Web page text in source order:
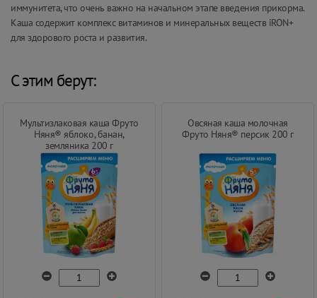
иммунитета, что очень важно на начальном этапе введения прикорма.
Каша содержит комплекс витаминов и минеральных веществ iRON+
для здорового роста и развития.
С этим берут:
Мультизлаковая каша Фруто
Няня® яблоко, банан,
земляника 200 г
Овсяная каша молочная
Фруто Няня® персик 200 г